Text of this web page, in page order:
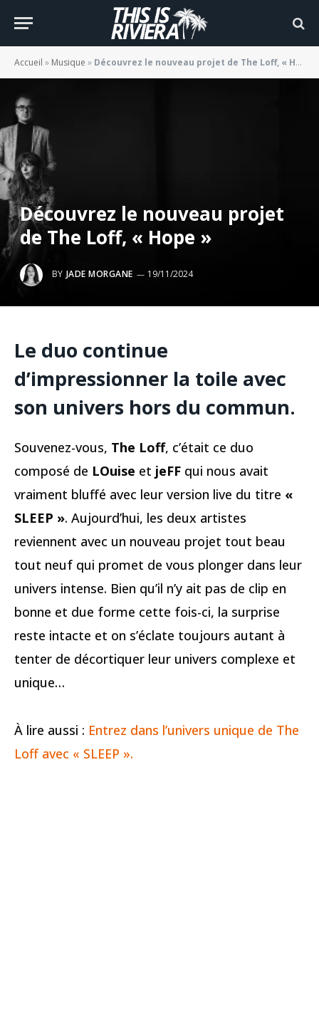
Accueil » Musique » Découvrez le nouveau projet de The Loff, « Hope »
Découvrez le nouveau projet
de The Loff, « Hope »
BY JADE MORGANE 19/11/2024
Le duo continue
d’impressionner la toile avec
son univers hors du commun.
Souvenez-vous, The Loff, c’était ce duo
composé de LOuise et jeFF qui nous avait
vraiment bluffé avec leur version live du titre «
SLEEP ». Aujourd’hui, les deux artistes
reviennent avec un nouveau projet tout beau
tout neuf qui promet de vous plonger dans leur
univers intense. Bien qu’il n’y ait pas de clip en
bonne et due forme cette fois-ci, la surprise
reste intacte et on s’éclate toujours autant à
tenter de décortiquer leur univers complexe et
unique…
À lire aussi : Entrez dans l’univers unique de The
Loff avec « SLEEP ».